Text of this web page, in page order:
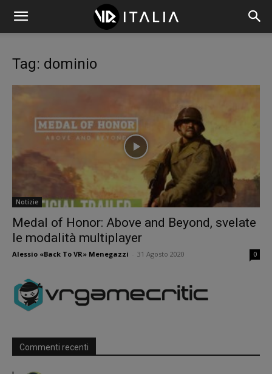
Tag: dominio
Notizie
Medal of Honor: Above and Beyond, svelate
le modalità multiplayer
Alessio «Back To VR» Menegazzi 31 Agosto 2020 0
Commenti recenti